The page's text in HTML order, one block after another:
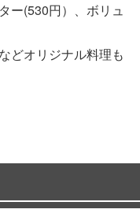
ー(530円）、ボリュ
どオリジナル料理も
も可能な限り対応さ